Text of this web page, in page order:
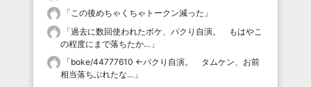
「 この後めちゃくちゃトークン減った 」
「過去に数回使われたボケ、パクり自演。 もはやこ
の程度にまで落ちたか… 」
「boke/44777610 ←パクり自演。 タムケン、お前
相当落ちぶれたな… 」